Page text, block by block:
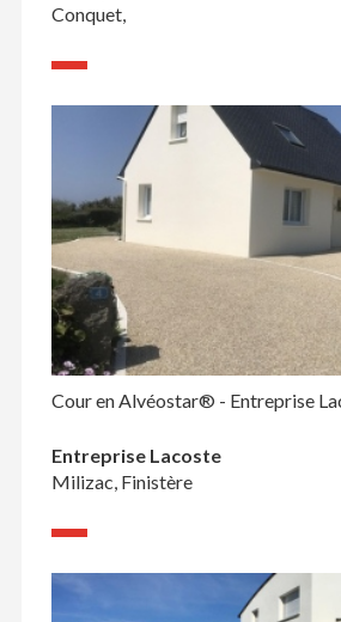
Conquet,
Cour en Alvéostar® - Entreprise
Entreprise Lacoste
Milizac, Finistère